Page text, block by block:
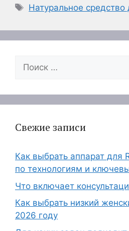
Метки
Натуральное средство
Поиск:
Свежие записи
Как выбрать аппарат для
по технологиям и
Что включает
Как выбрать низкий
2026 году